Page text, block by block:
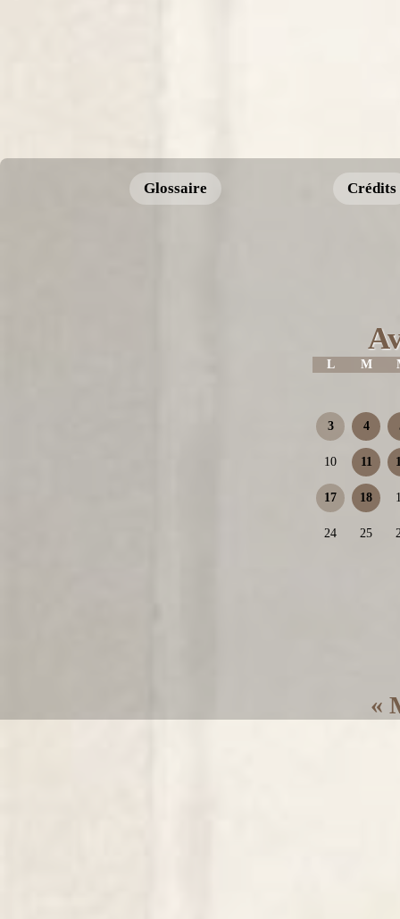
Glossaire Crédits
L M
3 4
10 11
17 18
24 25
«